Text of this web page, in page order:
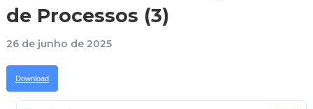
de Processos (3)
26 de junho de 2025
Download